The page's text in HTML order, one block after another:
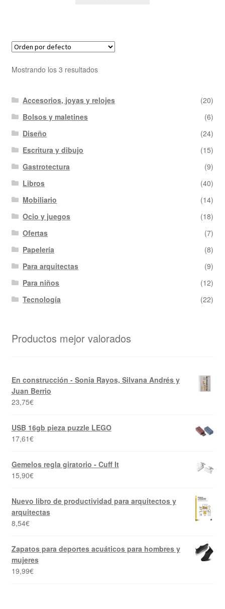
Mostrando los 3 resultados
Accesorios, joyas y relojes
(20)
Bolsos y maletines
(6)
Diseño
(24)
Escritura y dibujo
(15)
Gastrotectura
(9)
Libros
(40)
Mobiliario
(14)
Ocio y juegos
(18)
Ofertas
(7)
Papelería
(8)
Para arquitectas
(9)
Para niños
(12)
Tecnología
(22)
Productos mejor valorados
En construcción - Sonia Rayos, Silvana Andrés y
Juan Berrio
23,75€
USB 16gb pieza puzzle LEGO
17,61€
Gemelos regla giratorio - Cuff It
15,90€
Nuevo libro de productividad para arquitectos y
arquitectas
8,54€
Zapatos para deportes acuáticos para hombres y
mujeres
19,99€